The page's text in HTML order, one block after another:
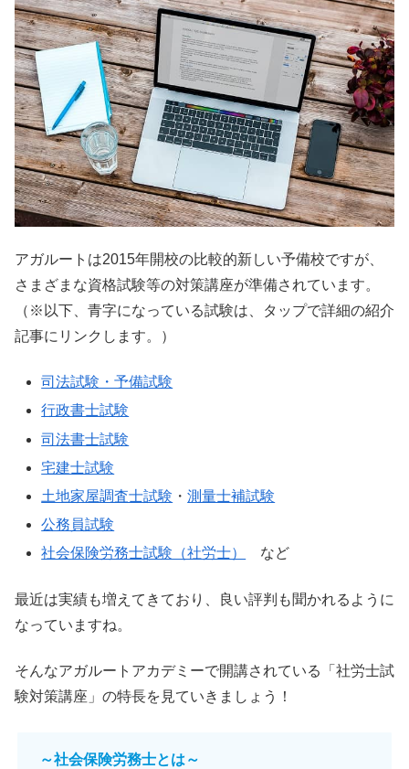
アガルートは2015年開校の比較的新しい予備校ですが、
さまざまな資格試験等の対策講座が準備されています。
（※以下、青字になっている試験は、タップで詳細の紹介
記事にリンクします。）
司法試験・予備試験
行政書士試験
司法書士試験
宅建士試験
土地家屋調査士試験 ・測量士補試験
公務員試験
社会保険労務士試験（社労士）
など
最近は実績も増えてきており、良い評判も聞かれるように
なっていますね。
そんなアガルートアカデミーで開講されている「社労士試
験対策講座」の特長を見ていきましょう！
～社会保険労務士とは～